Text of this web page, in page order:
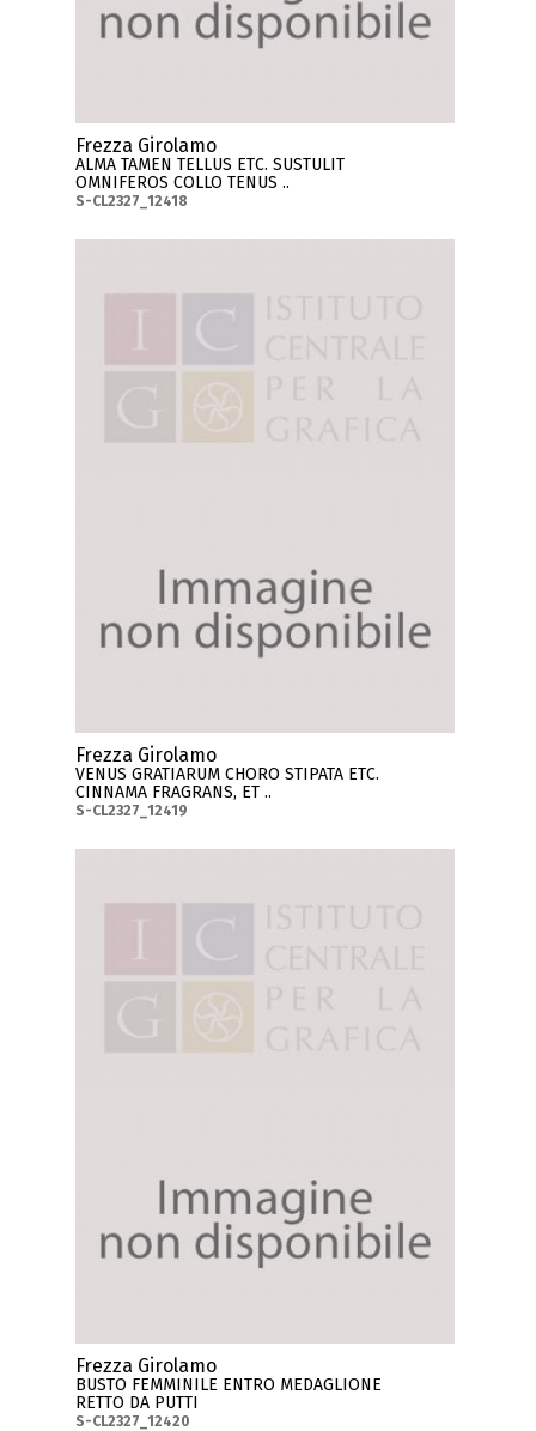
Frezza Girolamo
ALMA TAMEN TELLUS ETC. SUSTULIT
OMNIFEROS COLLO TENUS ..
S-CL2327_12418
Frezza Girolamo
VENUS GRATIARUM CHORO STIPATA ETC.
CINNAMA FRAGRANS, ET ..
S-CL2327_12419
Frezza Girolamo
BUSTO FEMMINILE ENTRO MEDAGLIONE
RETTO DA PUTTI
S-CL2327_12420